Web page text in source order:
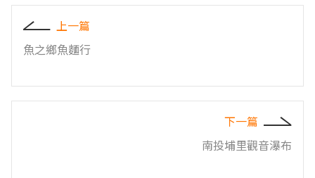
上一篇
魚之鄉魚麵行
下一篇
南投埔里觀音瀑布